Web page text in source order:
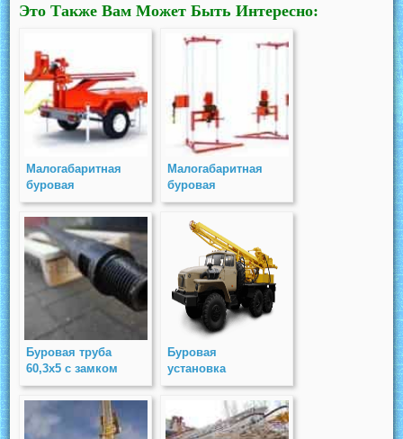
Это Также Вам Может Быть Интересно:
Малогабаритная
буровая
установка Pride
Trailer
Малогабаритная
буровая
установка Pride
Буровая труба
60,3х5 с замком
З-50
Буровая
установка
УРБ-2Д3